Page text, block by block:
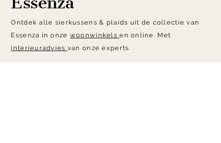
Ontdek alle sierkussens & plaids uit de collectie van
Essenza in onze woonwinkelsen online. Met
interieuradvies van onze experts.